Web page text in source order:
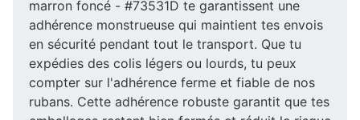
marron foncé - #73531D te garantissent une
adhérence monstrueuse qui maintient tes envois
en sécurité pendant tout le transport. Que tu
expédies des colis légers ou lourds, tu peux
compter sur l'adhérence ferme et fiable de nos
rubans. Cette adhérence robuste garantit que tes